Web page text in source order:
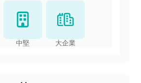
中堅 大企業